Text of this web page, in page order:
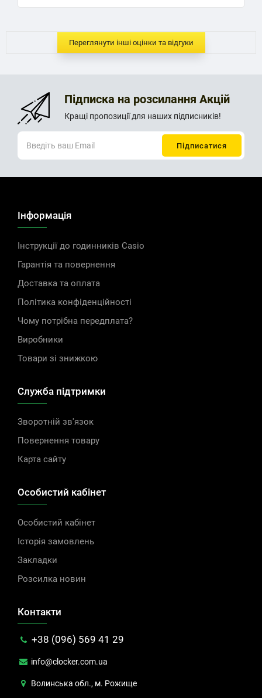
Переглянути інші оцінки та відгуки
Підписка на розсилання Акцій
Кращі пропозиції для наших підписників!
Інформація
Інструкції до годинників Casio
Гарантія та повернення
Доставка та оплата
Політика конфіденційності
Чому потрібна передплата?
Виробники
Товари зі знижкою
Служба підтримки
Зворотній зв'язок
Повернення товару
Карта сайту
Особистий кабінет
Особистий кабінет
Історія замовлень
Закладки
Розсилка новин
Контакти
+38 (096) 569 41 29
info@clocker.com.ua
Волинська обл., м. Рожище